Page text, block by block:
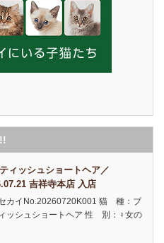
ィッシュショートヘア／
吉祥寺本店 入店
カイNo.20260720K001 猫 種：ブ
ッシュショートヘア 性 別：♀女の